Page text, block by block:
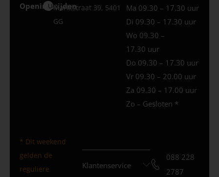
Openingstijden
Uden
Marktstraat 39, 5401
GG
Ma 09.30 – 17.30 uur
Di 09.30 – 17.30 uur
Wo 09.30 –
17.30 uur
Do 09.30 – 17.30 uur
Vr 09.30 – 20.00 uur
Za 09.30 – 17.00 uur
Zo – Gesloten *
* Dit weekend
gelden de
reguliere
Klantenservice
088 228
2787